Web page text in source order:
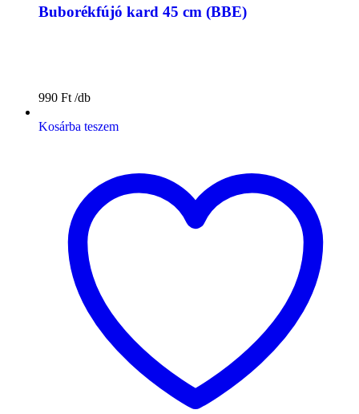
Buborékfújó kard 45 cm (BBE)
990 Ft
Kosárba teszem